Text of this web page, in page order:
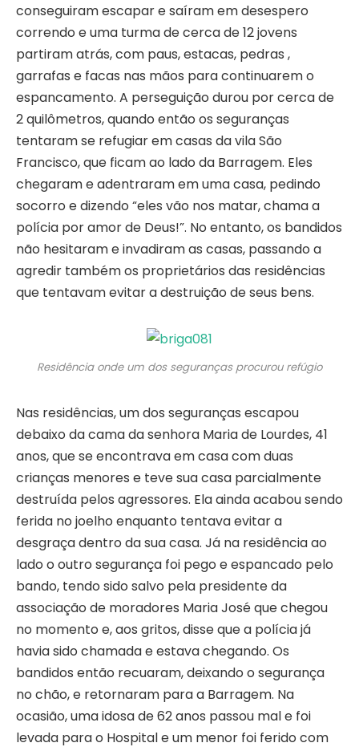
conseguiram escapar e saíram em desespero
correndo e uma turma de cerca de 12 jovens
partiram atrás, com paus, estacas, pedras ,
garrafas e facas nas mãos para continuarem o
espancamento. A perseguição durou por cerca de
2 quilômetros, quando então os seguranças
tentaram se refugiar em casas da vila São
Francisco, que ficam ao lado da Barragem. Eles
chegaram e adentraram em uma casa, pedindo
socorro e dizendo “eles vão nos matar, chama a
polícia por amor de Deus!”. No entanto, os bandidos
não hesitaram e invadiram as casas, passando a
agredir também os proprietários das residências
que tentavam evitar a destruição de seus bens.
Residência onde um dos seguranças procurou refúgio
Nas residências, um dos seguranças escapou
debaixo da cama da senhora Maria de Lourdes, 41
anos, que se encontrava em casa com duas
crianças menores e teve sua casa parcialmente
destruída pelos agressores. Ela ainda acabou sendo
ferida no joelho enquanto tentava evitar a
desgraça dentro da sua casa. Já na residência ao
lado o outro segurança foi pego e espancado pelo
bando, tendo sido salvo pela presidente da
associação de moradores Maria José que chegou
no momento e, aos gritos, disse que a polícia já
havia sido chamada e estava chegando. Os
bandidos então recuaram, deixando o segurança
no chão, e retornaram para a Barragem. Na
ocasião, uma idosa de 62 anos passou mal e foi
levada para o Hospital e um menor foi ferido com